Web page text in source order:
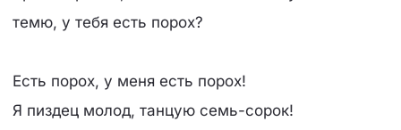
темю, у тебя есть порох?
Есть порох, у меня есть порох!
Я пиздец молод, танцую семь-сорок!